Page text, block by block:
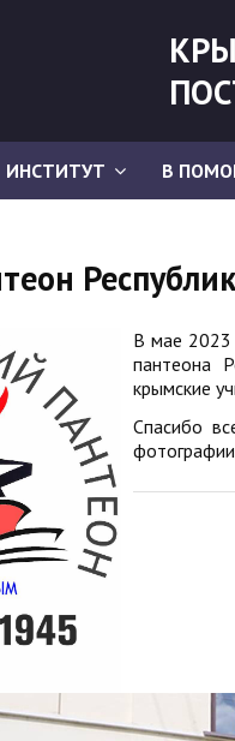
ИНСТИТУТ В
В мае 2023
пантеона
крымские
Спасибо